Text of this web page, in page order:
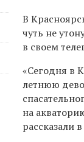
В
чуть не
в своем
«Сегодня в
летнюю
на
рассказали